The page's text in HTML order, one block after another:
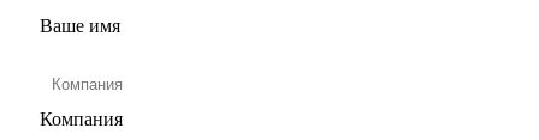
Ваше имя
Компания